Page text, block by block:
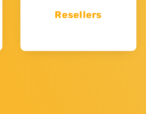
Resellers